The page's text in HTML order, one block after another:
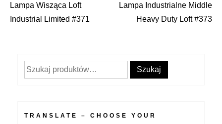
Nawigacja
Lampa Wisząca Loft
Industrial Limited #371
Lampa Industrialne Middle
Heavy Duty Loft #373
Szukaj: Szukaj
TRANSLATE – CHOOSE YOUR